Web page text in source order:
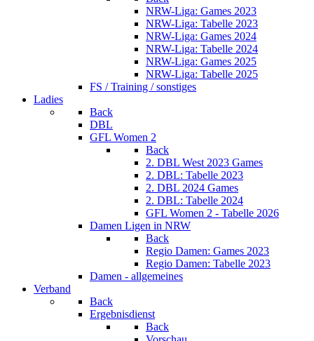
NRW-Liga: Games 2023
NRW-Liga: Tabelle 2023
NRW-Liga: Games 2024
NRW-Liga: Tabelle 2024
NRW-Liga: Games 2025
NRW-Liga: Tabelle 2025
FS / Training / sonstiges
Ladies
Back
DBL
GFL Women 2
Back
2. DBL West 2023 Games
2. DBL: Tabelle 2023
2. DBL 2024 Games
2. DBL: Tabelle 2024
GFL Women 2 - Tabelle 2026
Damen Ligen in NRW
Back
Regio Damen: Games 2023
Regio Damen: Tabelle 2023
Damen - allgemeines
Verband
Back
Ergebnisdienst
Back